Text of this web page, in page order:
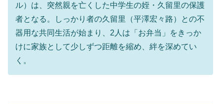
ル）は、突然親を亡くした中学生の姪・久留里の保護
者となる。しっかり者の久留里（平澤宏々路）との不
器用な共同生活が始まり、2人は「お弁当」をきっか
けに家族として少しずつ距離を縮め、絆を深めてい
く。